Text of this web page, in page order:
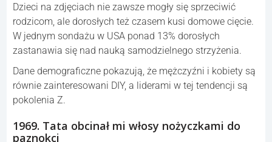
Dzieci na zdjęciach nie zawsze mogły się sprzeciwić
rodzicom, ale dorosłych też czasem kusi domowe cięcie.
W jednym sondażu w USA ponad 13% dorosłych
zastanawia się nad nauką samodzielnego strzyżenia.
Dane demograficzne pokazują, że mężczyźni i kobiety są
równie zainteresowani DIY, a liderami w tej tendencji są
pokolenia Z.
1969. Tata obcinał mi włosy nożyczkami do
paznokci